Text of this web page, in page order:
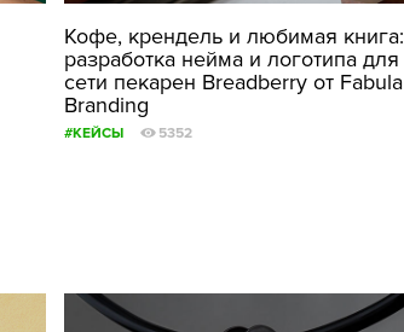
Кофе, крендель и любимая книга:
разработка нейма и логотипа для
сети пекарен Breadberry от Fabula
Branding
#КЕЙСЫ 5352